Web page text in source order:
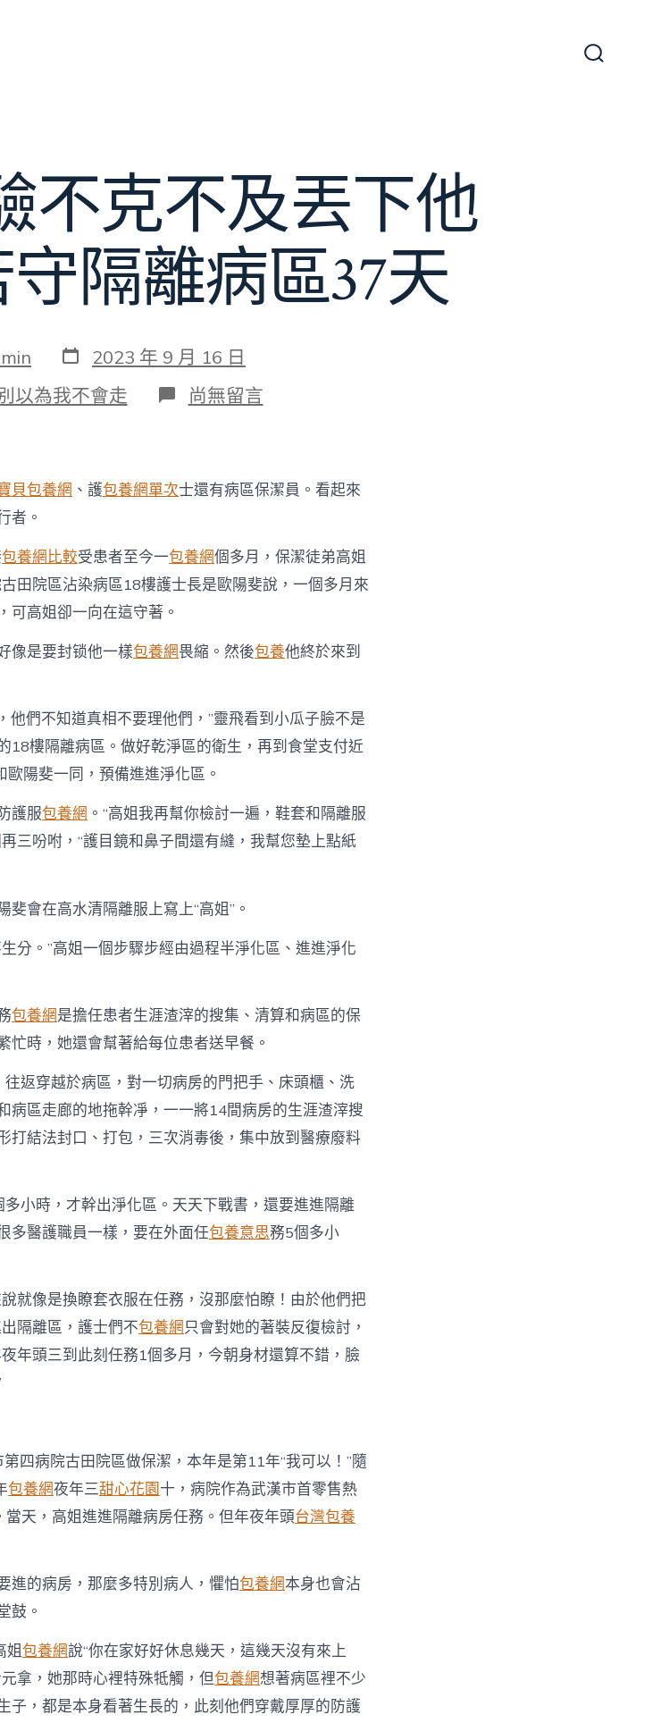
不克不及丟下他
隔離病區37天
發
表
日
期
2023 年 9 月 16 日
以為我不會走 在
〈怕
經
驗
不
及
丟
們
保
苦
守
隔
離
病
區
37
天〉
尚無留言
貝包養網 、護包養網單次士還有病區保潔員。看起來
者。
包養網比較受患者至今一包養網個多月，保潔徒弟高姐
田院區沾染病區18樓護士長是歐陽斐說，一個多月來
可高姐卻一向在這守著。
像是要封锁他一樣包養網畏縮。然後包養他終於來到
他們不知道真相不要理他們，”靈飛看到小瓜子臉不是
18樓隔離病區。做好乾淨區的衛生，再到食堂支付近
陽斐一同，預備進進淨化區。
護服包養網 。“高姐我再幫你檢討一遍，鞋套和隔離服
三吩咐，“護目鏡和鼻子間還有縫，我幫您墊上點紙
會在高水清隔離服上寫上“高姐”。
分。”高姐一個步驟步經由過程半淨化區、進進淨化
包養網是擔任患者生涯渣滓的搜集、清算和病區的保
忙時，她還會幫著給每位患者送早餐。
返穿越於病區，對一切病房的門把手、床頭櫃、洗
病區走廊的地拖幹凈，一一將14間病房的生涯渣滓搜
打結法封口、打包，三次消毒後，集中放到醫療廢料
小時，才幹出淨化區。天天下戰書，還要進進隔離
多醫護職員一樣，要在外面任包養意思務5個多小
就像是換瞭套衣服在任務，沒那麼怕瞭！由於他們把
隔離區，護士們不包養網只會對她的著裝反復檢討，
年頭三到此刻任務1個多月，今朝身材還算不錯，臉
四病院古田院區做保潔，本年是第11年“我可以！”隨
包養網夜年三甜心花園十，病院作為武漢市首零售熱
天，高姐進進隔離病房任務。但年夜年頭台灣包養
進的病房，那麼多特別病人，懼怕包養網本身也會沾
鼓。
姐包養網說“你在家好好休息幾天，這幾天沒有來上
拿，她那時心裡特殊牴觸，但包養網想著病區裡不少
子，都是本身看著生長的，此刻他們穿戴厚厚的防護